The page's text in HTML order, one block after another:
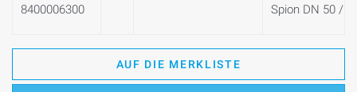
8400006300 Spion DN 50 /
AUF DIE MERKLISTE